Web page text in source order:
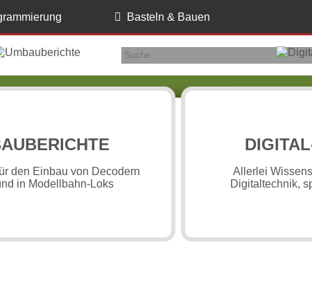
Basteln & Bauen
Herzlich
den Einbau von Decodern
in Modellbahn-Loks
Allerlei
Digitaltechnik,